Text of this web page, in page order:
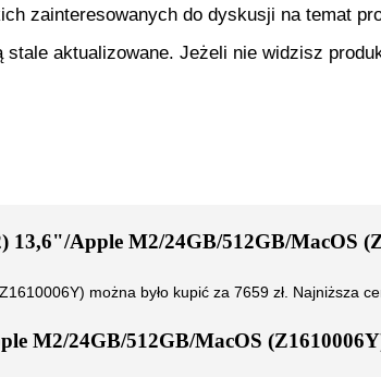
zainteresowanych do dyskusji na temat
aktualizowane. Jeżeli nie widzisz
13,6"/Apple M2/24GB/512GB/MacOS
można było kupić za 7659 zł. Najniższa
M2/24GB/512GB/MacOS